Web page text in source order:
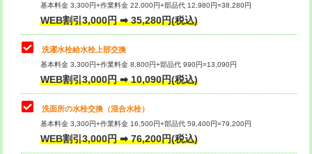
排水管工事（排水管工事/3ｍまで） 55,000円
排水管工事（追加 排水管工事/3ｍ超
え）
マス交換（土の掘削・埋め戻し作業）
マス交換（深さ50㎝未満）
マス交換（深さ50㎝以上）
その他部品の脱着
交換・取付（タンク）
交換・取付(単水栓（壁付・デッキ
式）)
交換・取付(混合水栓（壁付・デッキ
式・ワンホール）)
16,500円+材料費
基本料金 3,300円+作業料金 22,000円+部品代 12,980円=38,280円
WEB割引3,000円 ➡ 35,280円(税込)
洗濯水栓給水栓上部交換
基本料金 3,300円+作業料金 8,800円+部品代 990円=13,090円
WEB割引3,000円 ➡ 10,090円(税込)
洗面所の水栓交換（混合水栓）
基本料金 3,300円+作業料金 16,500円+部品代 59,400円=79,200円
WEB割引3,000円 ➡ 76,200円(税込)